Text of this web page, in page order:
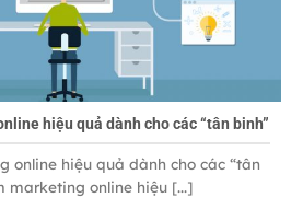
hiệu quả dành cho các “tân binh”
online hiệu quả dành cho các “tân
marketing online hiệu [...]